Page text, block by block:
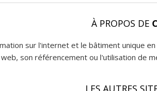
À PROPOS DE
sur l'internet et le bâtiment unique
son référencement ou l'utilisation de
LES AUTRES